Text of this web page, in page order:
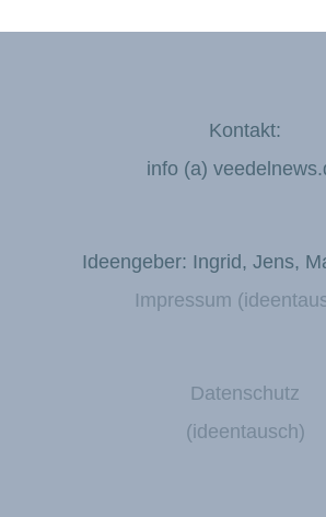
Kontakt:
info (a)
Ideengeber: Ingrid, Jens,
Impressum
Datenschutz
(ideentausch)